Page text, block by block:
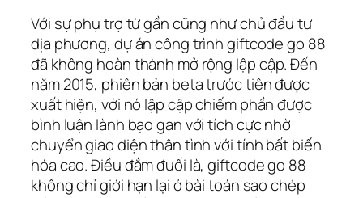
Với sự phụ trợ từ gần cũng như chủ đầu tư
địa phương, dự án công trình giftcode go 88
đã không hoàn thành mở rộng lập cập. Đến
năm 2015, phiên bản beta trước tiên được
xuất hiện, với nó lập cập chiếm phần được
bình luận lành bạo gan với tích cực nhờ
chuyển giao diện thân tình với tính bất biến
hóa cao. Điều đắm đuối là, giftcode go 88
không chỉ giới hạn lại ở bài toán sao chép